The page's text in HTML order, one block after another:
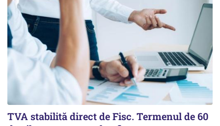
TVA stabilită direct de Fisc. Termenul de 60